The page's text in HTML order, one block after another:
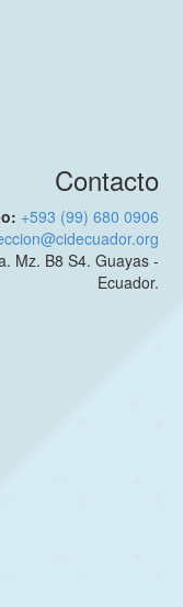
Contacto
+593 (99) 680 0906
Mz. B8 S4. Guayas -
Ecuador.